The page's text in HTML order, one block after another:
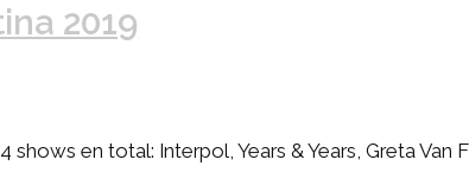
2019
en total: Interpol, Years & Years, Greta Van